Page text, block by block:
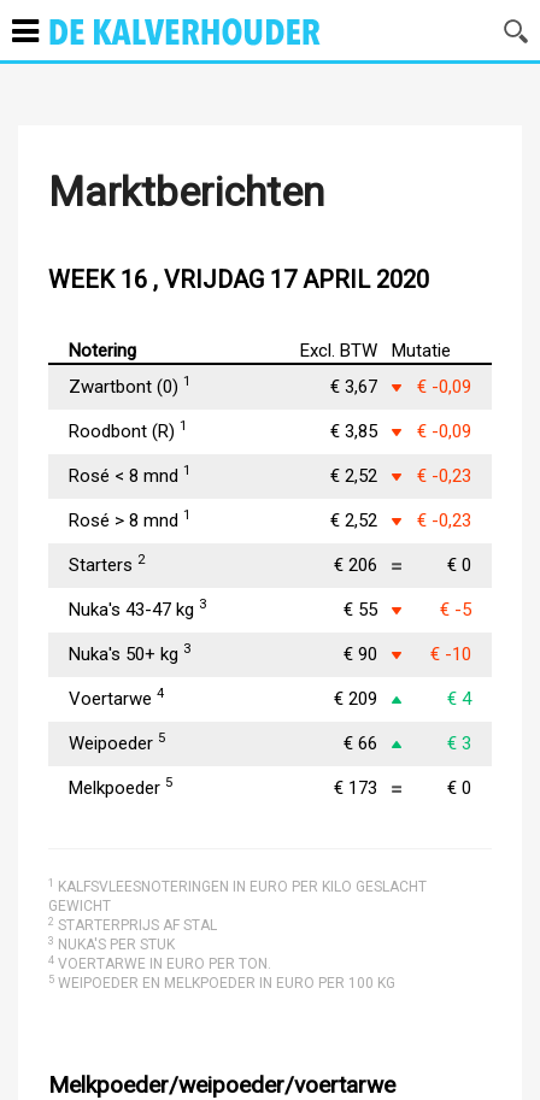
Marktberichten
WEEK 16 , VRIJDAG 17 APRIL 2020
Notering Excl. BTW
Mutatie
Zwartbont (0) 1 € 3,67 € -0,09
Roodbont (R) 1 € 3,85 € -0,09
Rosé < 8 mnd 1 € 2,52 € -0,23
Rosé > 8 mnd 1 € 2,52 € -0,23
Starters 2 € 206 € 0
Nuka's 43-47 kg 3 € 55 € -5
Nuka's 50+ kg 3 € 90 € -10
Voertarwe 4 € 209 € 4
Weipoeder 5 € 66 € 3
Melkpoeder 5 € 173 € 0
1
KALFSVLEESNOTERINGEN IN EURO PER KILO GESLACHT
GEWICHT
2 STARTERPRIJS AF STAL
3 NUKA'S PER STUK
4 VOERTARWE IN EURO PER TON.
5 WEIPOEDER EN MELKPOEDER IN EURO PER 100 KG
Melkpoeder/weipoeder/voertarwe